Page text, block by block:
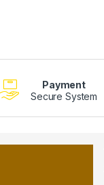
Payment
Secure System